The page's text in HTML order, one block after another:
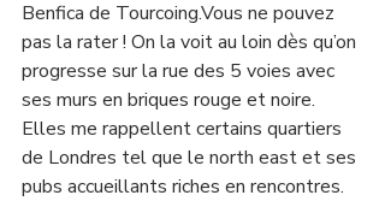
Benfica de Tourcoing.Vous ne pouvez
pas la rater ! On la voit au loin dès qu’on
progresse sur la rue des 5 voies avec
ses murs en briques rouge et noire.
Elles me rappellent certains quartiers
de Londres tel que le north east et ses
pubs accueillants riches en rencontres.